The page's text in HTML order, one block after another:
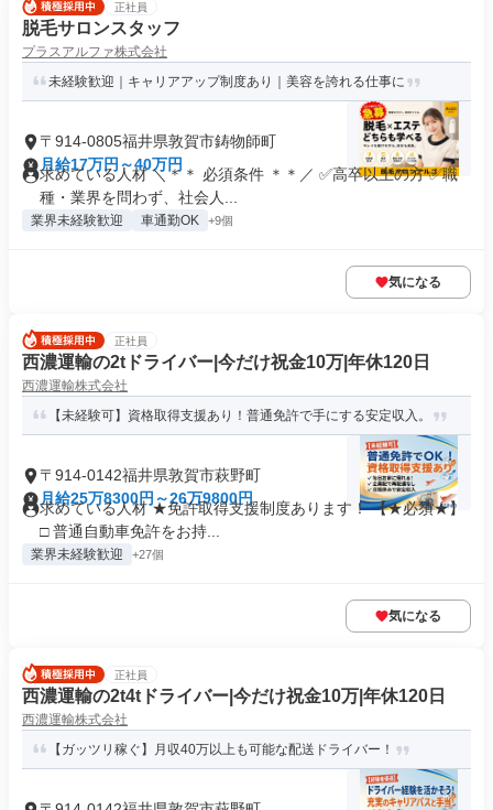
正社員
脱毛サロンスタッフ
プラスアルファ株式会社
未経験歓迎｜キャリアアップ制度あり｜美容を誇れる仕事に
〒914-0805福井県敦賀市鋳物師町
月給17万円～40万円
求めている人材 ＼＊＊ 必須条件 ＊＊／ ✅高卒以上の方 ✅職
種・業界を問わず、社会人...
業界未経験歓迎 車通勤OK +9個
気になる
正社員
西濃運輸の2tドライバー|今だけ祝金10万|年休120日
西濃運輸株式会社
【未経験可】資格取得支援あり！普通免許で手にする安定収入。
〒914-0142福井県敦賀市萩野町
月給25万8300円～26万9800円
求めている人材 ★免許取得支援制度あります！ 【★必須★】
□ 普通自動車免許をお持...
業界未経験歓迎 +27個
気になる
正社員
西濃運輸の2t4tドライバー|今だけ祝金10万|年休120日
西濃運輸株式会社
【ガッツリ稼ぐ】月収40万以上も可能な配送ドライバー！